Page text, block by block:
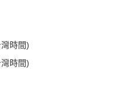
時間)
時間)